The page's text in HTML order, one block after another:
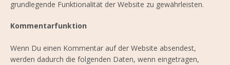
grundlegende Funktionalität der Website zu gewährleisten.
Kommentarfunktion
Wenn Du einen Kommentar auf der Website absendest,
werden dadurch die folgenden Daten, wenn eingetragen,